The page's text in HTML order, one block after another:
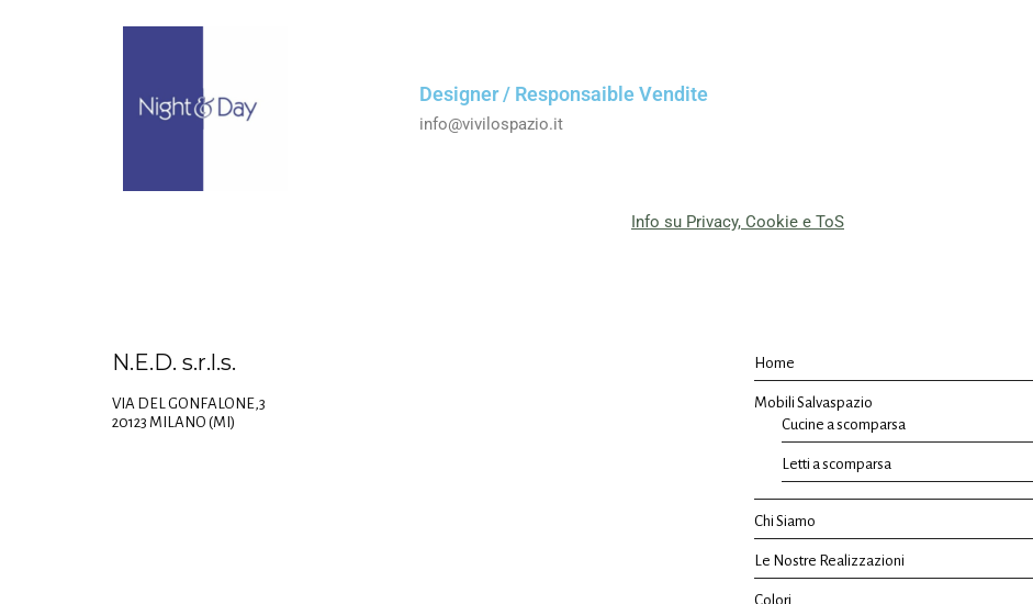
Designer / Responsaible Vendite
info@vivilospazio.it
Info su Privacy, Cookie e ToS
N.E.D. s.r.l.s.
VIA DEL GONFALONE,3
20123 MILANO (MI)
Home
Mobili Salvaspazio
Cucine a scomparsa
Letti a scomparsa
Chi Siamo
Le Nostre Realizzazioni
Colori